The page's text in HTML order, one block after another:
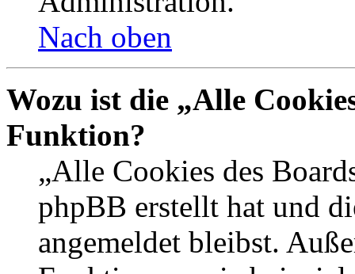
Nach oben
Wozu ist die „Alle
Funktion?
„Alle Cookies des
phpBB erstellt hat und
angemeldet bleibst.